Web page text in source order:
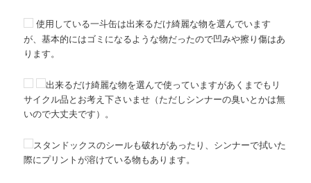
使用している一斗缶は出来るだけ綺麗な物を選んでいます
が、基本的にはゴミになるような物だったので凹みや擦り傷はあ
ります。
出来るだけ綺麗な物を選んで使っていますがあくまでもリ
サイクル品とお考え下さいませ（ただしシンナーの臭いとかは無
いので大丈夫です）。
スタンドックスのシールも破れがあったり、シンナーで拭いた
際にプリントが溶けている物もあります。